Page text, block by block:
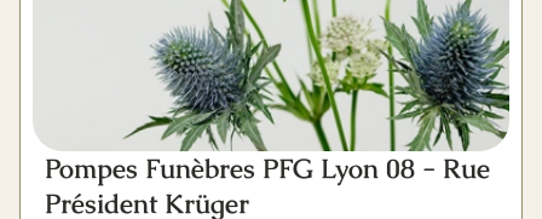
Pompes Funèbres PFG Lyon 08 - Rue
Président Krüger